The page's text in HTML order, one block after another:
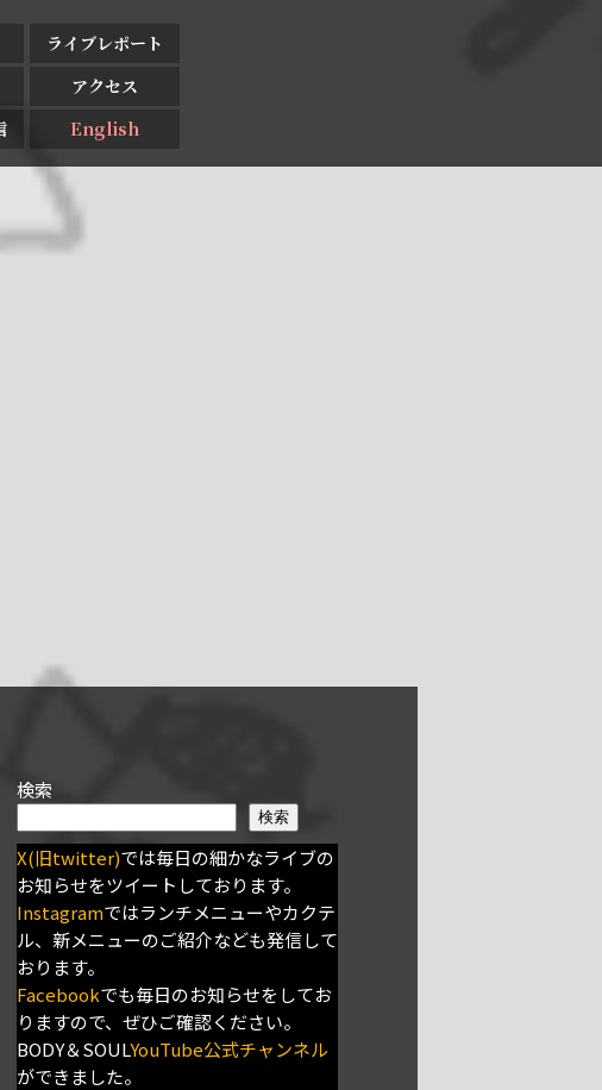
ライブレポート
アクセス
English
検索
検索
X(旧twitter)では毎日の細かなライブの
お知らせをツイートしております。
Instagramではランチメニューやカクテ
ル、新メニューのご紹介なども発信して
おります。
Facebookでも毎日のお知らせをしてお
りますので、ぜひご確認ください。
BODY＆SOULYouTube公式チャンネル
ができました。